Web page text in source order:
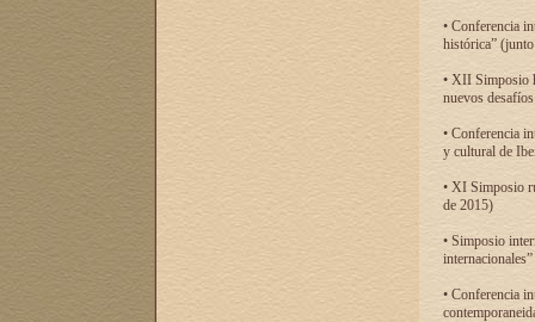
• Conferencia
histórica”
• XII Simposio
nuevos
• Conferencia
y cultural de
• XI Simposio
de 2015)
• Simposio
• Conferencia